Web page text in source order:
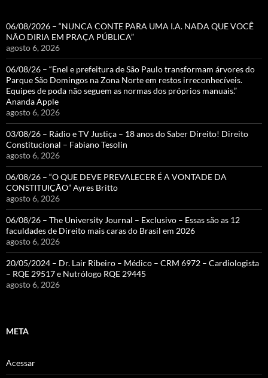
06/08/2026 – “NUNCA CONTE PARA UMA I.A. NADA QUE VOCÊ
NÃO DIRIA EM PRAÇA PÚBLICA”
agosto 6, 2026
06/08/26 – “Enel e prefeitura de São Paulo transformam árvores do
Parque São Domingos na Zona Norte em restos irreconhecíveis.
Equipes de poda não seguem as normas dos próprios manuais.”
Ananda Apple
agosto 6, 2026
03/08/26 – Rádio e TV Justiça – 18 anos do Saber Direito! Direito
Constitucional – Fabiano Tesolin
agosto 6, 2026
06/08/26 – “O QUE DEVE PREVALECER É A VONTADE DA
CONSTITUIÇÃO” Ayres Britto
agosto 6, 2026
06/08/26 – The University Journal – Exclusivo – Essas são as 12
faculdades de Direito mais caras do Brasil em 2026
agosto 6, 2026
20/05/2024 – Dr. Lair Ribeiro – Médico – CRM 6972 – Cardiologista
– RQE 29517 e Nutrólogo RQE 29445
agosto 6, 2026
META
Acessar